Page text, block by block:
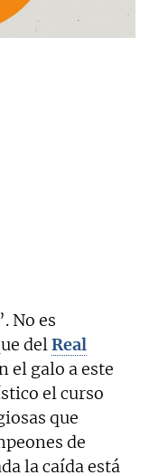
No es
delReal
el galo a este
el curso
que
de
la caída está